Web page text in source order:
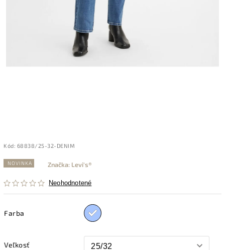
Kód: 68838/25-32-DENIM
NOVINKA
Neohodnotené
Značka: Levi's®
Farba
Veľkosť